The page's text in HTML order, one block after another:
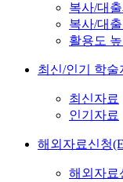
복사/대
복사/대
활용도
최신/인기 학술
최신자료
인기자료
해외자료신청
해외자료